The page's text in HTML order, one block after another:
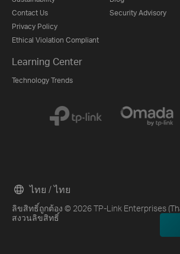
Contact Us
Privacy Policy
Ethical Violation Compliant
Security Advisory
Learning Center
Technology Trends
ลิขสิทธิ์ถูกต้อง © 2026 TP-Link Enterprises
สงวนลิขสิทธิ์
ไทย / ไทย